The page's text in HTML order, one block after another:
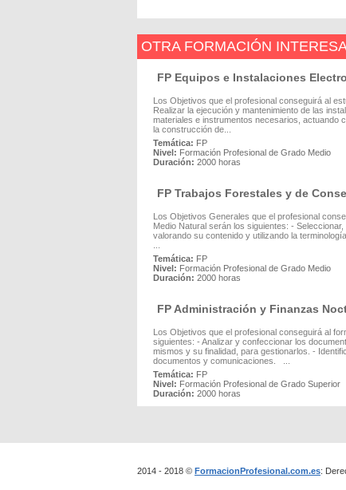
OTRA FORMACIÓN
FP Equipos e Instalaciones
Los Objetivos que el profesional conseguirá al
Realizar la ejecución y mantenimiento de las
materiales e instrumentos necesarios, actuando
la construcción de...
Temática: FP
Nivel: Formación Profesional de Grado Medio
Duración: 2000 horas
FP Trabajos Forestales y de
Los Objetivos Generales que el profesional
Medio Natural serán los siguientes: -
valorando su contenido y utilizando la
Temática: FP
Nivel: Formación Profesional de Grado Medio
Duración: 2000 horas
FP Administración y Finanzas
Los Objetivos que el profesional conseguirá al
siguientes: - Analizar y confeccionar los
mismos y su finalidad, para gestionarlos. -
documentos y comunicaciones. ...
Temática: FP
Nivel: Formación Profesional de Grado Superior
Duración: 2000 horas
2014 - 2018 © FormacionProfesional.com.es: